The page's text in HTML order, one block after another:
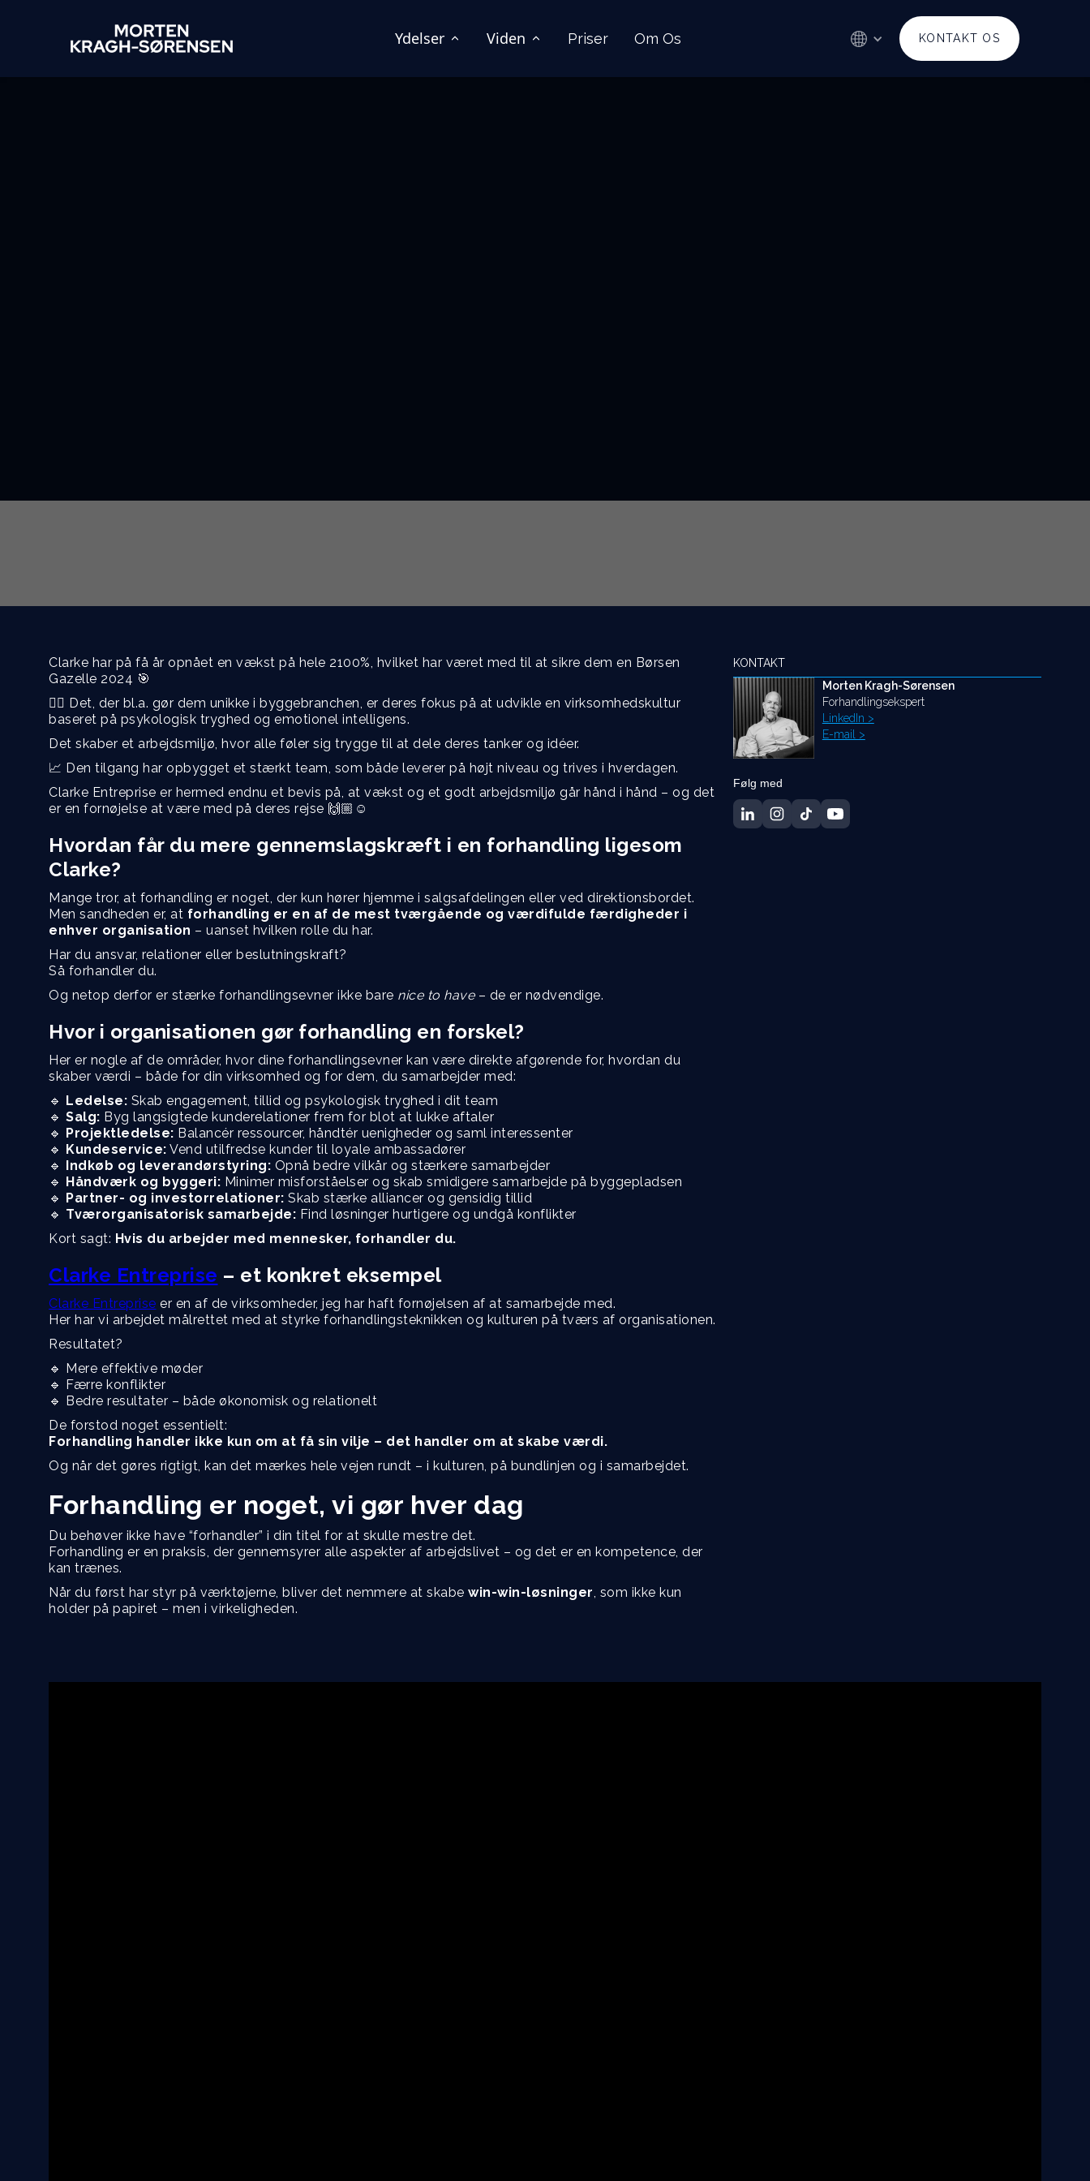
Ydelser Viden Priser Om Os KONTAKT OS
Clarke har på få år opnået en vækst på hele 2100%, hvilket har været med til at sikre dem en Børsen
Gazelle 2024 🎯
👉🏼 Det, der bl.a. gør dem unikke i byggebranchen, er deres fokus på at udvikle en virksomhedskultur
baseret på psykologisk tryghed og emotionel intelligens.
Det skaber et arbejdsmiljø, hvor alle føler sig trygge til at dele deres tanker og idéer.
📈 Den tilgang har opbygget et stærkt team, som både leverer på højt niveau og trives i hverdagen.
Clarke Entreprise er hermed endnu et bevis på, at vækst og et godt arbejdsmiljø går hånd i hånd – og det
er en fornøjelse at være med på deres rejse 🙌🏼☺️
Hvordan får du mere gennemslagskræft i en forhandling ligesom
Clarke?
Mange tror, at forhandling er noget, der kun hører hjemme i salgsafdelingen eller ved direktionsbordet.
Men sandheden er, at forhandling er en af de mest tværgående og værdifulde færdigheder i
enhver organisation – uanset hvilken rolle du har.
Har du ansvar, relationer eller beslutningskraft?
Så forhandler du.
Og netop derfor er stærke forhandlingsevner ikke bare nice to have– de er nødvendige.
Hvor i organisationen gør forhandling en forskel?
Her er nogle af de områder, hvor dine forhandlingsevner kan være direkte afgørende for, hvordan du
skaber værdi – både for din virksomhed og for dem, du samarbejder med:
🔹 Ledelse: Skab engagement, tillid og psykologisk tryghed i dit team
🔹 Salg: Byg langsigtede kunderelationer frem for blot at lukke aftaler
🔹 Projektledelse: Balancér ressourcer, håndtér uenigheder og saml interessenter
🔹 Kundeservice: Vend utilfredse kunder til loyale ambassadører
🔹 Indkøb og leverandørstyring: Opnå bedre vilkår og stærkere samarbejder
🔹 Håndværk og byggeri: Minimer misforståelser og skab smidigere samarbejde på byggepladsen
🔹 Partner- og investorrelationer: Skab stærke alliancer og gensidig tillid
🔹 Tværorganisatorisk samarbejde: Find løsninger hurtigere og undgå konflikter
Kort sagt: Hvis du arbejder med mennesker, forhandler du.
Clarke Entreprise – et konkret eksempel
Clarke Entreprise er en af de virksomheder, jeg har haft fornøjelsen af at samarbejde med.
Her har vi arbejdet målrettet med at styrke forhandlingsteknikken og kulturen på tværs af organisationen.
Resultatet?
🔹 Mere effektive møder
🔹 Færre konflikter
🔹 Bedre resultater – både økonomisk og relationelt
De forstod noget essentielt:
Forhandling handler ikke kun om at få sin vilje – det handler om at skabe værdi.
Og når det gøres rigtigt, kan det mærkes hele vejen rundt – i kulturen, på bundlinjen og i samarbejdet.
Forhandling er noget, vi gør hver dag
Du behøver ikke have “forhandler” i din titel for at skulle mestre det.
Forhandling er en praksis, der gennemsyrer alle aspekter af arbejdslivet – og det er en kompetence, der
kan trænes.
Når du først har styr på værktøjerne, bliver det nemmere at skabe win-win-løsninger, som ikke kun
holder på papiret – men i virkeligheden.
KONTAKT
Morten Kragh-Sørensen
Forhandlingsekspert
LinkedIn >
E-mail >
Følg med